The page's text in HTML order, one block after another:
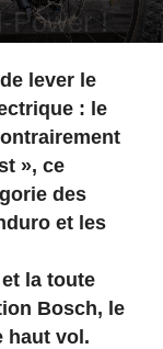
Power !
lever le
: le
», ce
des
et les
la toute
Bosch, le
haut vol.